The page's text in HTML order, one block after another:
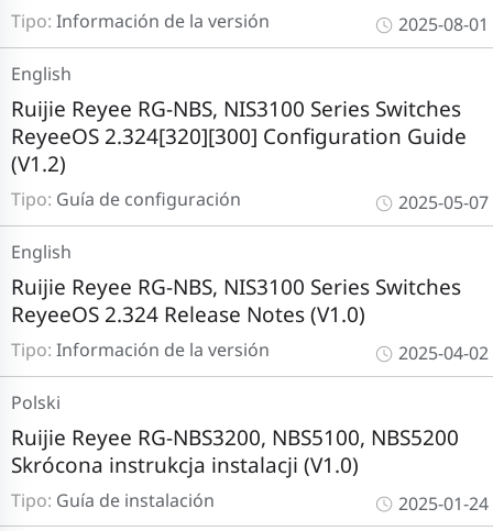
Tipo: Información de la versión 2025-08-01
Tipo: Guía de configuración
Ruijie Reyee RG-NBS, NIS3100 Series Switches
ReyeeOS 2.324[320][300] Configuration Guide
(V1.2)
English
2025-05-07
Tipo: Información de la versión
Ruijie Reyee RG-NBS, NIS3100 Series Switches
ReyeeOS 2.324 Release Notes (V1.0)
English
2025-04-02
Tipo: Guía de instalación
Ruijie Reyee RG-NBS3200, NBS5100, NBS5200
Skrócona instrukcja instalacji (V1.0)
Polski
2025-01-24